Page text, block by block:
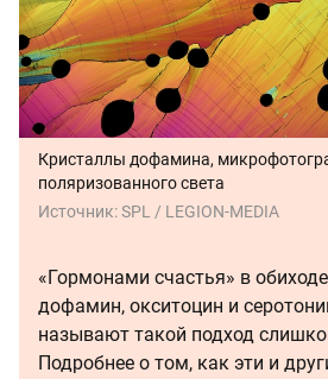
Кристаллы дофамина,
поляризованного света
Источник:SPL / LEGION-MEDIA
«Гормонами счастья» в
дофамин, окситоцин и
называют такой подход
Подробнее о том, как эти и